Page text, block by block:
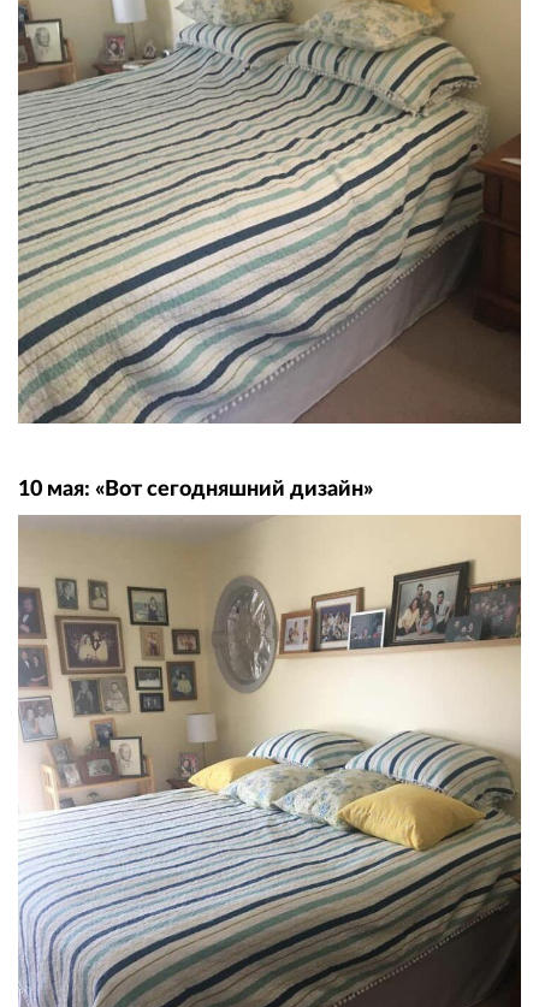
10 мая: «Вот сегодняшний дизайн»